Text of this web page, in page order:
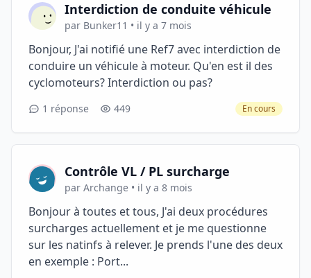
Interdiction de conduite véhicule
par Bunker11 • il y a 7 mois
Bonjour, J'ai notifié une Ref7 avec interdiction de
conduire un véhicule à moteur. Qu'en est il des
cyclomoteurs? Interdiction ou pas?
1 réponse 449 En cours
Contrôle VL / PL surcharge
par Archange • il y a 8 mois
Bonjour à toutes et tous, J'ai deux procédures
surcharges actuellement et je me questionne
sur les natinfs à relever. Je prends l'une des deux
en exemple : Port...